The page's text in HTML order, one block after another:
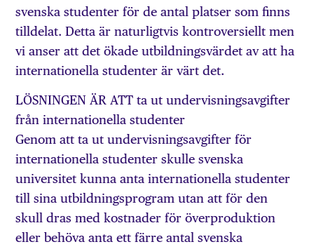
svenska studenter för de antal platser som finns
tilldelat. Detta är naturligtvis kontroversiellt men
vi anser att det ökade utbildningsvärdet av att ha
internationella studenter är värt det.
LÖSNINGEN ÄR ATT ta ut undervisningsavgifter
från internationella studenter
Genom att ta ut undervisningsavgifter för
internationella studenter skulle svenska
universitet kunna anta internationella studenter
till sina utbildningsprogram utan att för den
skull dras med kostnader för överproduktion
eller behöva anta ett färre antal svenska